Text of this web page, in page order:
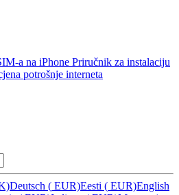
a na iPhone Priručnik za instalaciju
potrošnje interneta
Deutsch ( EUR)Eesti ( EUR)English